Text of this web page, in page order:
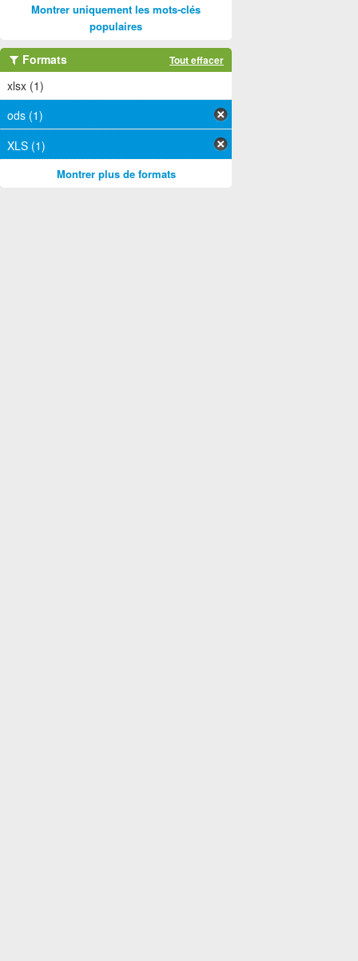
Montrer uniquement les mots-clés
populaires
Formats Tout effacer
xlsx (1)
ods (1)
XLS (1)
Montrer plus de formats